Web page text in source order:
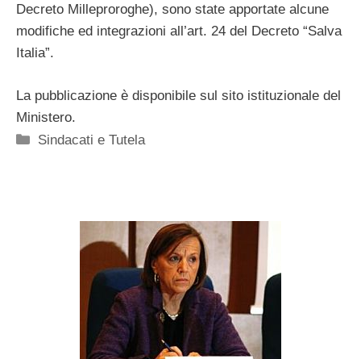
Decreto Milleproroghe), sono state apportate alcune
modifiche ed integrazioni all’art. 24 del Decreto “Salva
Italia”.
La pubblicazione è disponibile sul sito istituzionale del
Ministero.
Categorie
Sindacati e Tutela